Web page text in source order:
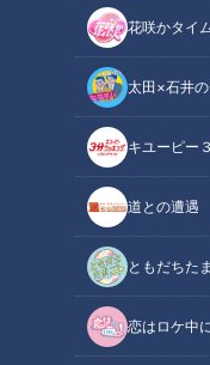
花咲かタイ
太田×石井
キユーピー
道との遭遇
ともだちた
恋はロケ中
CBCテレビ：画像『キユーピ
キユーピー３
レシピ紹介
粘りのあるモロヘイヤ
もしっとりとゆでるこ
（講師：髙井英克先生